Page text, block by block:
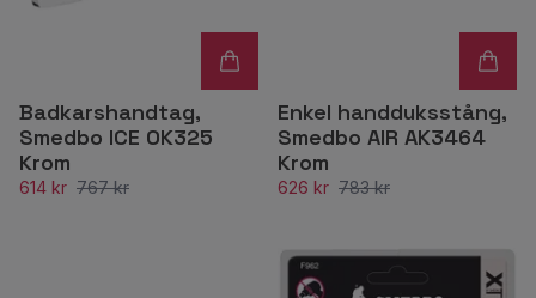
Badkarshandtag,
Smedbo ICE OK325
Krom
614 kr 767 kr
Enkel handduksstång,
Smedbo AIR AK3464
Krom
626 kr 783 kr